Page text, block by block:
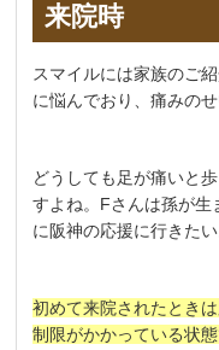
来院時
スマイルには家族のご
に悩んでおり、痛みのせ
どうしても足が痛いと
すよね。Fさんは孫が生
に阪神の応援に行きた
初めて来院されたとき
制限がかかっている状